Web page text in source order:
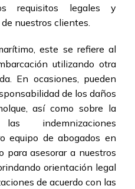
requisitos legales y
nuestros clientes.
este se refiere al
utilizando otra
En ocasiones, pueden
de los daños
así como sobre la
indemnizaciones
equipo de abogados en
para asesorar a nuestros
orientación legal
de acuerdo con las